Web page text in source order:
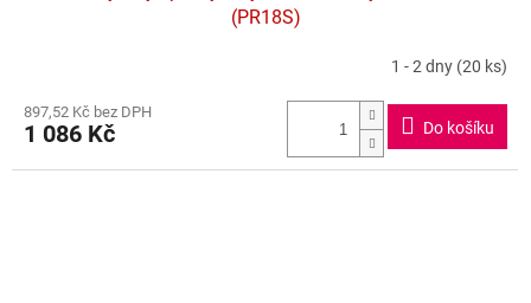
(PR18S)
1 - 2 dny (20 ks)
897,52 Kč bez DPH
1 086 Kč Do košíku